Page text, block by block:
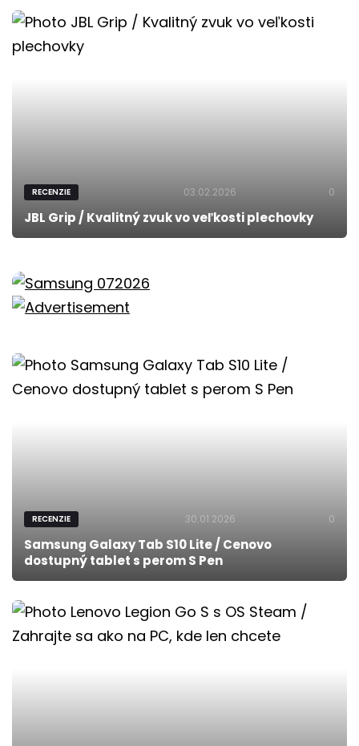
RECENZIE 03.02.2026 0
JBL Grip / Kvalitný zvuk vo veľkosti plechovky
RECENZIE 30.01.2026 0
Samsung Galaxy Tab S10 Lite / Cenovo
dostupný tablet s perom S Pen